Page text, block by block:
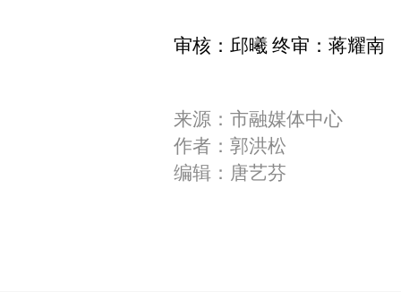
审核：邱曦 终审：蒋耀南
来源：市融媒体中心
作者：郭洪松
编辑：唐艺芬